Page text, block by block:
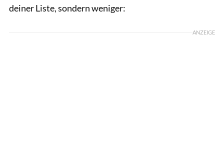
deiner Liste, sondern weniger:
ANZEIGE